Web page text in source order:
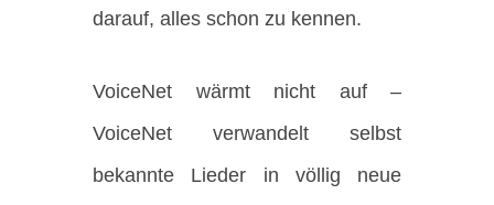
darauf, alles schon zu kennen.
VoiceNet wärmt nicht auf –
VoiceNet verwandelt selbst
bekannte Lieder in völlig neue